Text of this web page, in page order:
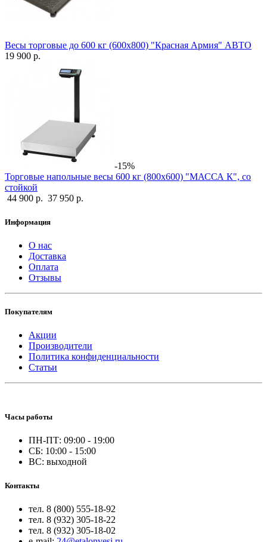
Весы торговые до 600 кг (600х800) "Красная Армия" АВТО
19 900 р.
-15%
Торговые напольные весы 600 кг (800х600) "МАССА К", со
стойкой
44 900 р. 37 950 р.
Информация
О нас
Доставка
Оплата
Отзывы
Покупателям
Акции
Производители
Политика конфиденциальности
Статьи
Часы работы
ПН-ПТ: 09:00 - 19:00
СБ: 10:00 - 15:00
ВС: выходной
Контакты
тел. 8 (800) 555-18-92
тел. 8 (932) 305-18-22
тел. 8 (932) 305-18-02